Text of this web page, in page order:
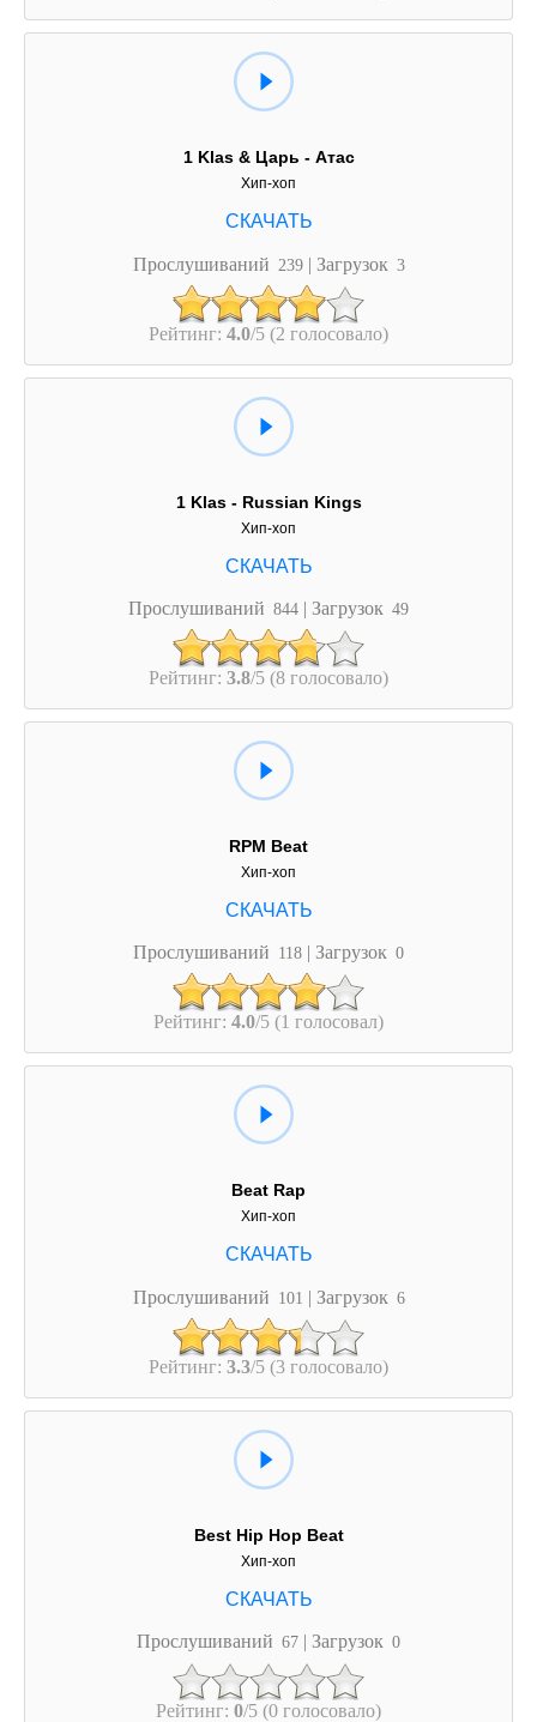
1 Klas & Царь - Атас
Хип-хоп
Прослушиваний 239 | Загрузок 3
Рейтинг: 4.0/5 (2 голосовало)
1 Klas - Russian Kings
Хип-хоп
Прослушиваний 844 | Загрузок 49
Рейтинг: 3.8/5 (8 голосовало)
RPM Beat
Хип-хоп
Прослушиваний 118 | Загрузок 0
Рейтинг: 4.0/5 (1 голосовал)
Beat Rap
Хип-хоп
Прослушиваний 101 | Загрузок 6
Рейтинг: 3.3/5 (3 голосовало)
Best Hip Hop Beat
Хип-хоп
Прослушиваний 67 | Загрузок 0
Рейтинг: 0/5 (0 голосовало)